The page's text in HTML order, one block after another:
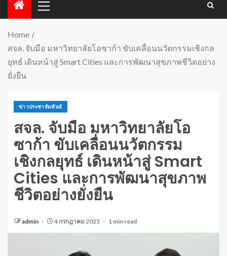
Home
สจล. จับมือ มหาวิทยาลัยโอซาก้า ขับเคลื่อนนวัตกรรมเชิงกล
ยุทธ์ เดินหน้าสู่ Smart Cities และการพัฒนาสุขภาพชีวิตอย่าง
ยั่งยืน
ข่าวประชาสัมพันธ์
สจล. จับมือ มหาวิทยาลัยโอ
ซาก้า ขับเคลื่อนนวัตกรรม
เชิงกลยุทธ์ เดินหน้าสู่ Smart
Cities และการพัฒนาสุขภาพ
ชีวิตอย่างยั่งยืน
admin 4 กรกฎาคม 2025 1 min read